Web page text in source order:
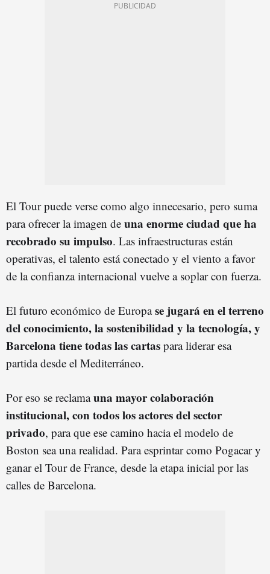
El Tour puede verse como algo innecesario, pero suma
para ofrecer la imagen de una enorme ciudad que ha
recobrado su impulso. Las infraestructuras están
operativas, el talento está conectado y el viento a favor
de la confianza internacional vuelve a soplar con fuerza.
El futuro económico de Europase jugará en el terreno
del conocimiento, la sostenibilidad y la tecnología, y
Barcelona tiene todas las cartas para liderar esa
partida desde el Mediterráneo.
Por eso se reclamauna mayor colaboración
institucional, con todos los actores del sector
privado, para que ese camino hacia el modelo de
Boston sea una realidad. Para esprintar como Pogacar y
ganar el Tour de France, desde la etapa inicial por las
calles de Barcelona.